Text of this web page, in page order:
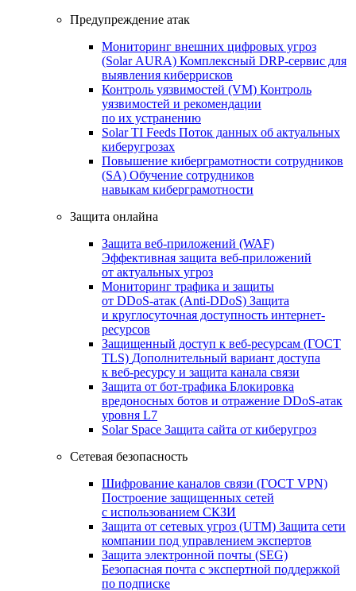
Предупреждение атак
Мониторинг внешних цифровых угроз
(Solar AURA) Комплексный DRP-сервис для
выявления киберрисков
Контроль уязвимостей (VM) Контроль
уязвимостей и рекомендации
по их устранению
Solar TI Feeds Поток данных об актуальных
киберугрозах
Повышение киберграмотности сотрудников
(SA) Обучение сотрудников
навыкам киберграмотности
Защита онлайна
Защита веб-приложений (WAF)
Эффективная защита веб-приложений
от актуальных угроз
Мониторинг трафика и защиты
от DDoS‑атак (Anti‑DDoS) Защита
и круглосуточная доступность интернет-
ресурсов
Защищенный доступ к веб-ресурсам (ГОСТ
TLS) Дополнительный вариант доступа
к веб‑ресурсу и защита канала связи
Защита от бот‑трафика Блокировка
вредоносных ботов и отражение DDoS‑атак
уровня L7
Solar Space Защита сайта от киберугроз
Сетевая безопасность
Шифрование каналов связи (ГОСТ VPN)
Построение защищенных сетей
с использованием СКЗИ
Защита от сетевых угроз (UTM) Защита сети
компании под управлением экспертов
Защита электронной почты (SEG)
Безопасная почта с экспертной поддержкой
по подписке